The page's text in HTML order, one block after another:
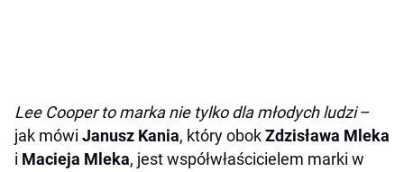
Lee Cooper to marka nie tylko dla młodych ludzi–
jak mówi Janusz Kania, który obokZdzisława Mleka
i Macieja Mleka, jest współwłaścicielem marki w